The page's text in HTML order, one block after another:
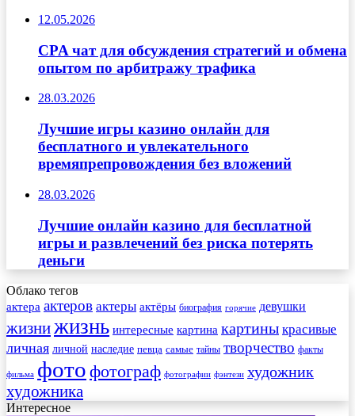
12.05.2026
CPA чат для обсуждения стратегий и обмена
опытом по арбитражу трафика
28.03.2026
Лучшие игры казино онлайн для
бесплатного и увлекательного
времяпрепровождения без вложений
28.03.2026
Лучшие онлайн казино для бесплатной
игры и развлечений без риска потерять
деньги
Облако тегов
актера актеров актеры актёры биография горячие девушки
жизнижизнь интересные картина картины красивые
личная личной наследие певца самые тайны творчество факты
фильма фото фотограф фотографии фэнтези художник
художника
Интересное